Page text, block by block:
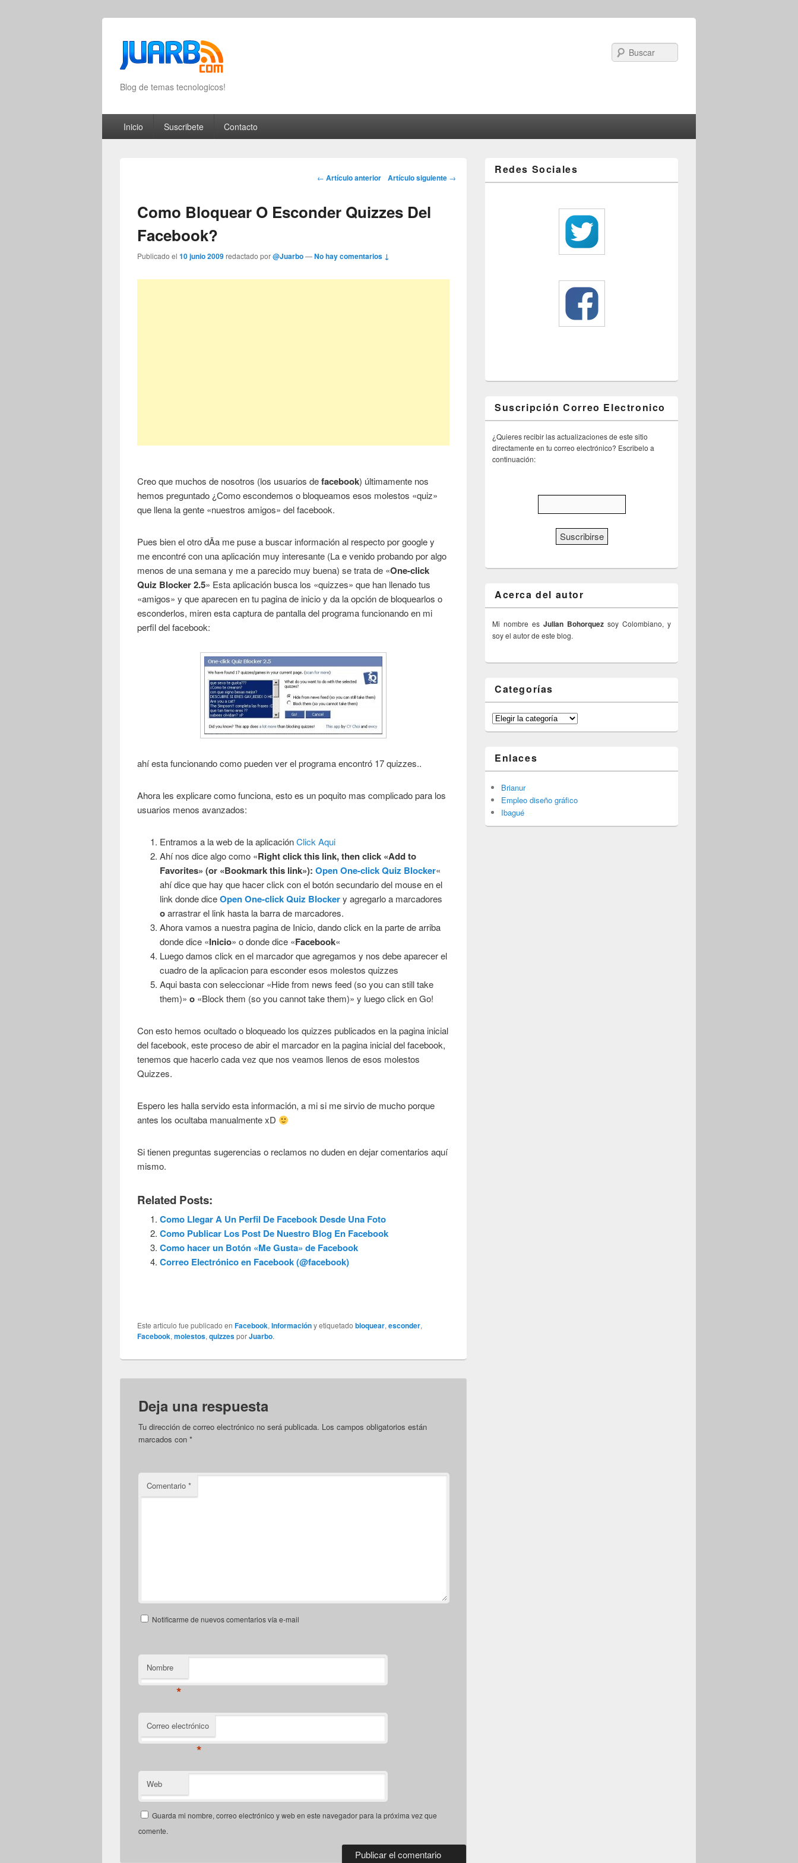
Blog de temas tecnologicos!
Primary menu
Skip to primary content
Skip to secondary content
Inicio Suscribete Contacto
Post navigation
← Artículo anterior Artículo siguiente →
Como Bloquear O Esconder Quizzes Del
Facebook?
Publicado el10 junio 2009redactado por@Juarbo—No hay comentarios ↓
Creo que muchos de nosotros (los usuarios defacebook) últimamente nos
hemos preguntado ¿Como escondemos o bloqueamos esos molestos «quiz»
que llena la gente «nuestros amigos» del facebook.
Pues bien el otro dÃ­a me puse a buscar información al respecto por google y
me encontré con una aplicación muy interesante (La e venido probando por algo
menos de una semana y me a parecido muy buena) se trata de «One-click
Quiz Blocker 2.5» Esta aplicación busca los «quizzes» que han llenado tus
«amigos» y que aparecen en tu pagina de inicio y da la opción de bloquearlos o
esconderlos, miren esta captura de pantalla del programa funcionando en mi
perfil del facebook:
ahí esta funcionando como pueden ver el programa encontró 17 quizzes..
Ahora les explicare como funciona, esto es un poquito mas complicado para los
usuarios menos avanzados:
Entramos a la web de la aplicaciónClick Aqui
Ahí­ nos dice algo como «Right click this link, then click «Add to
Favorites» (or «Bookmark this link»): Open One-click Quiz Blocker«
ahí­ dice que hay que hacer click con el botón secundario del mouse en el
link donde dice Open One-click Quiz Blocker y agregarlo a marcadores
oarrastrar el link hasta la barra de marcadores.
Ahora vamos a nuestra pagina de Inicio, dando click en la parte de arriba
donde dice «Inicio» o donde dice «Facebook«
Luego damos click en el marcador que agregamos y nos debe aparecer el
cuadro de la aplicacion para esconder esos molestos quizzes
Aqui basta con seleccionar «Hide from news feed (so you can still take
them)» o«Block them (so you cannot take them)» y luego click en Go!
Con esto hemos ocultado o bloqueado los quizzes publicados en la pagina inicial
del facebook, este proceso de abir el marcador en la pagina inicial del facebook,
tenemos que hacerlo cada vez que nos veamos llenos de esos molestos
Quizzes.
Espero les halla servido esta información, a mi si me sirvio de mucho porque
antes los ocultaba manualmente xD
Si tienen preguntas sugerencias o reclamos no duden en dejar comentarios aquí
mismo.
Related Posts:
Como Llegar A Un Perfil De Facebook Desde Una Foto
Como Publicar Los Post De Nuestro Blog En Facebook
Como hacer un Botón «Me Gusta» de Facebook
Correo Electrónico en Facebook (@facebook)
Este articulo fue publicado enFacebook,Informacióny etiquetadobloquear,esconder,
Facebook,molestos,quizzesporJuarbo.
Deja una respuesta
Tu dirección de correo electrónico no será publicada. Los campos obligatorios están
marcados con *
Comentario *
Notificarme de nuevos comentarios vía e-mail
Nombre
*
Correo electrónico
*
Web
Guarda mi nombre, correo electrónico y web en este navegador para la próxima vez que
comente.
Redes Sociales
Suscripción Correo Electronico
¿Quieres recibir las actualizaciones de este sitio
directamente en tu correo electrónico? Escribelo a
continuación:
Acerca del autor
Mi nombre es Julian Bohorquez soy Colombiano, y
soy el autor de este blog.
Categorías
Categorías
Enlaces
Brianur
Empleo diseño gráfico
Ibagué